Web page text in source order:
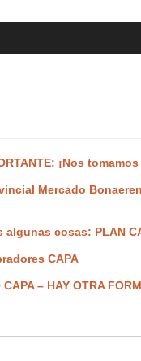
¡Nos
Mercado
algunas cosas: PLAN
CAPA
CAPA – HAY OTRA